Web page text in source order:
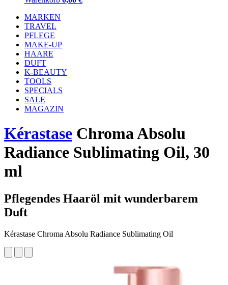
MARKEN
TRAVEL
PFLEGE
MAKE-UP
HAARE
DUFT
K-BEAUTY
TOOLS
SPECIALS
SALE
MAGAZIN
Kérastase Chroma Absolu
Radiance Sublimating Oil, 30
ml
Pflegendes Haaröl mit wunderbarem
Duft
Kérastase Chroma Absolu Radiance Sublimating Oil